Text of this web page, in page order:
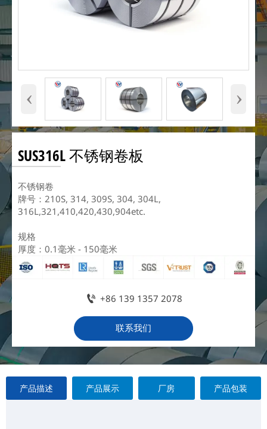
‹ ›
SUS316L 不锈钢卷板
不锈钢卷
牌号：210S, 314, 309S, 304, 304L,
316L,321,410,420,430,904etc.
规格
厚度：0.1毫米 - 150毫米
 +86 139 1357 2078
联系我们
产品描述 产品展示 厂房 产品包装